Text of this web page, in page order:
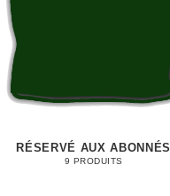
RÉSERVÉ AUX ABONNÉS
9 PRODUITS